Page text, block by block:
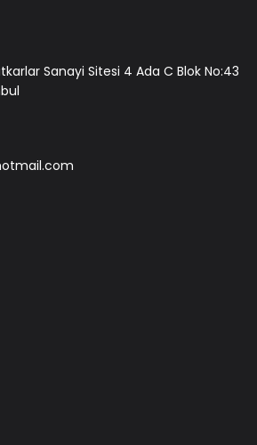
Sanayi Sitesi 4 Ada C Blok No:43